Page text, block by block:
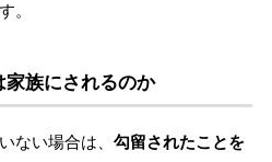
。
族にされるのか
ない場合は、 勾留されたことを